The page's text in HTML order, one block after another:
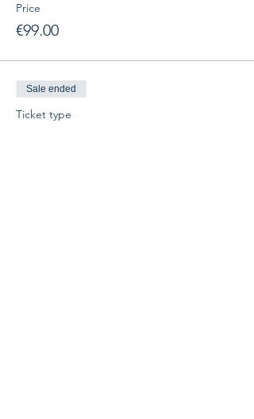
Price
€99.00
Sale ended
Ticket type